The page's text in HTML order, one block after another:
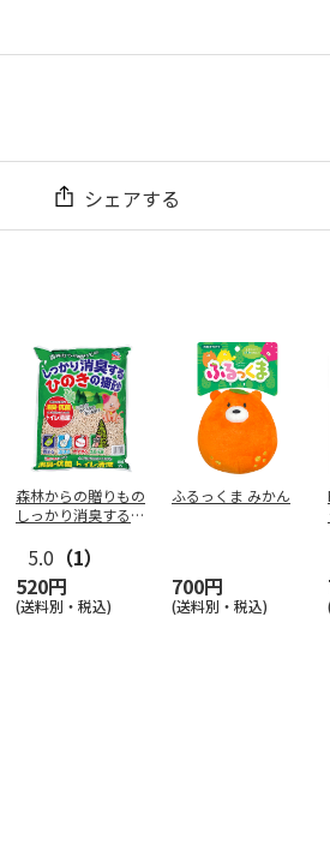
シェアする
森林からの贈りもの
しっかり消臭するひ
5.0 （1）
520円
(送料別・税込)
ふるっくま みかん
700円
(送料別・税込)